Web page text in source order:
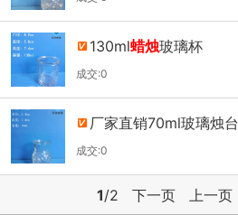
130ml蜡烛玻璃杯
成交:0
厂家直销70ml玻璃烛台
成交:0
1/2 下一页 上一页